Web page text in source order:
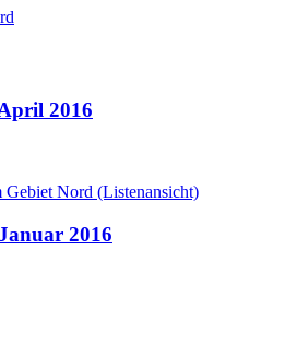
Gebiet Nord (Listenansicht)
2016
2016